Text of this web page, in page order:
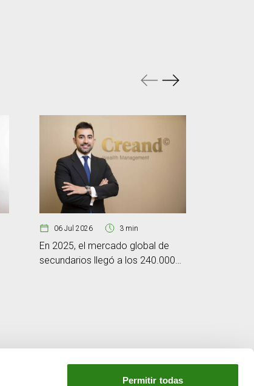
Permitir todas
06 Jul 2026 3 min
En 2025, el mercado global de
secundarios llegó a los 240.000